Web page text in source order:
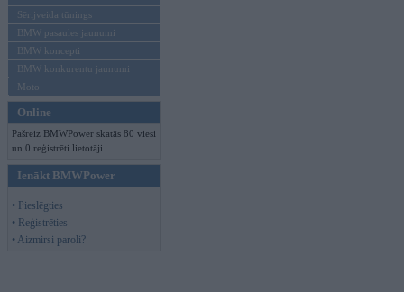
Sērijveida tūnings
BMW pasaules jaunumi
BMW koncepti
BMW konkurentu jaunumi
Moto
Online
Pašreiz BMWPower skatās 80 viesi
un 0 reģistrēti lietotāji.
Ienākt BMWPower
• Pieslēgties
• Reģistrēties
• Aizmirsi paroli?